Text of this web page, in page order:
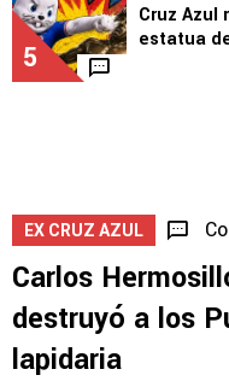
5
Cruz Azul
estatua
EX CRUZ AZUL
Carlos
destruyó a los
lapidaria